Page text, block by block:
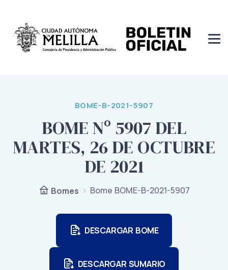
BOME-B-2021-5907
BOME Nº 5907 DEL
MARTES, 26 DE OCTUBRE
DE 2021
Bomes Bome BOME-B-2021-5907
DESCARGAR BOME
DESCARGAR SUMARIO